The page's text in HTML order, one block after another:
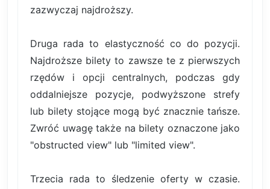
zazwyczaj najdroższy.
Druga rada to elastyczność co do pozycji.
Najdroższe bilety to zawsze te z pierwszych
rzędów i opcji centralnych, podczas gdy
oddalniejsze pozycje, podwyższone strefy
lub bilety stojące mogą być znacznie tańsze.
Zwróć uwagę także na bilety oznaczone jako
"obstructed view" lub "limited view".
Trzecia rada to śledzenie oferty w czasie.